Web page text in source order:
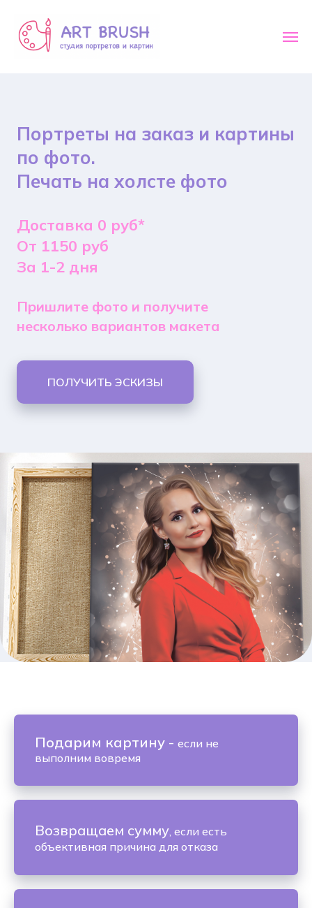
Портреты на заказ и картины
по фото.
Печать на холсте фото
Доставка 0 руб*
От 1150 руб
За 1-2 дня
Пришлите фото и получите
несколько вариантов макета
ПОЛУЧИТЬ ЭСКИЗЫ
Подарим картину - если не
выполним вовремя
Возвращаем сумму, если есть
объективная причина для отказа